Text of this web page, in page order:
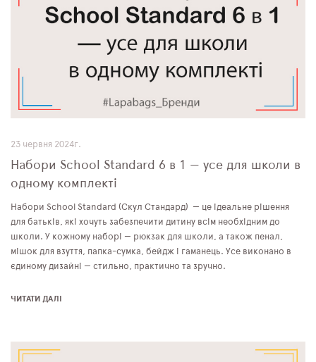
23 червня 2024г.
Набори School Standard 6 в 1 — усе для школи в
одному комплекті
Набори School Standard (Скул Стандард) — це ідеальне рішення
для батьків, які хочуть забезпечити дитину всім необхідним до
школи. У кожному наборі — рюкзак для школи, а також пенал,
мішок для взуття, папка-сумка, бейдж і гаманець. Усе виконано в
єдиному дизайні — стильно, практично та зручно.
ЧИТАТИ ДАЛІ